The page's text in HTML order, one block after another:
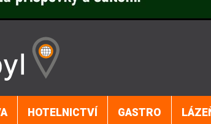
HOTELNICTVÍ GASTRO